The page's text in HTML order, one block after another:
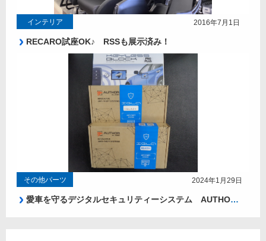
インテリア 2016年7月1日
RECARO試座OK♪ RSSも展示済み！
その他パーツ 2024年1月29日
愛車を守るデジタルセキュリティーシステム AUTHOR ALARM！